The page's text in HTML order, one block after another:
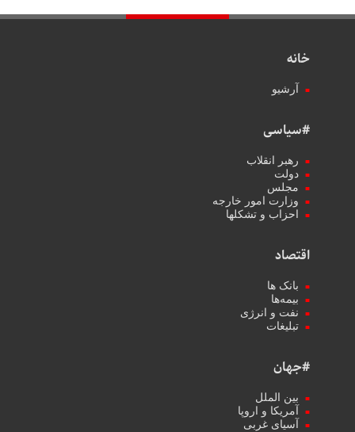
خانه
آرشیو
#سیاسی
رهبر انقلاب
دولت
مجلس
وزارت امور خارجه
احزاب و تشکلها
اقتصاد
بانک ها
بیمه‌ها
نفت و انرژی
تبلیغات
#جهان
بین الملل
آمریکا و اروپا
آسیای غربی